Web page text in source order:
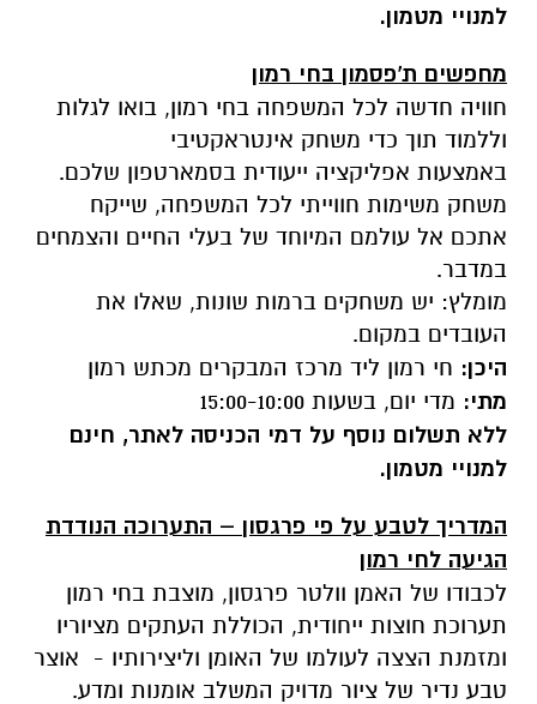
למנויי מטמון.
מחפשים ת'פסמון בחי רמון
חוויה חדשה לכל המשפחה בחי רמון, בואו לגלות
וללמוד תוך כדי משחק אינטראקטיבי
באמצעות אפליקציה ייעודית בסמארטפון שלכם.
משחק משימות חווייתי לכל המשפחה, שייקח
אתכם אל עולמם המיוחד של בעלי החיים והצמחים
במדבר.
מומלץ: יש משחקים ברמות שונות, שאלו את
העובדים במקום.
היכן: חי רמון ליד מרכז המבקרים מכתש רמון
מתי: מדי יום, בשעות 15:00-10:00
ללא תשלום נוסף על דמי הכניסה לאתר, חינם
למנויי מטמון.
המדריך לטבע על פי פרגסון – התערוכה הנודדת
הגיעה לחי רמון
לכבודו של האמן וולטר פרגסון, מוצבת בחי רמון
תערוכת חוצות ייחודית, הכוללת העתקים מציוריו
ומזמנת הצצה לעולמו של האומן וליצירותיו - אוצר
טבע נדיר של ציור מדויק המשלב אומנות ומדע.